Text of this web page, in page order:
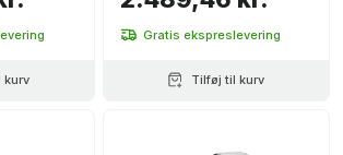
kurv
Gratis ekspreslevering
Tilføj til kurv